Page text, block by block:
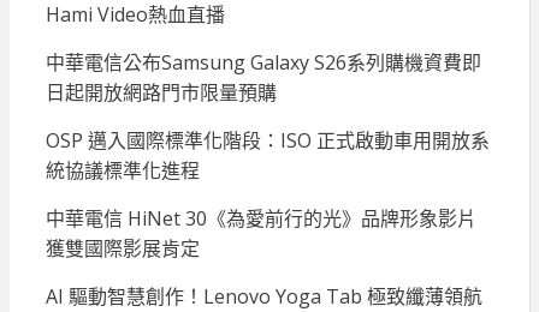
Hami Video熱血直播
中華電信公布Samsung Galaxy S26系列購機資費即
日起開放網路門市限量預購
OSP 邁入國際標準化階段：ISO 正式啟動車用開放系
統協議標準化進程
中華電信 HiNet 30《為愛前行的光》品牌形象影片
獲雙國際影展肯定
AI 驅動智慧創作！Lenovo Yoga Tab 極致纖薄領航